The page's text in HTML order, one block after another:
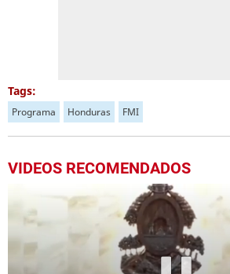
Tags:
Programa Honduras FMI
VIDEOS RECOMENDADOS